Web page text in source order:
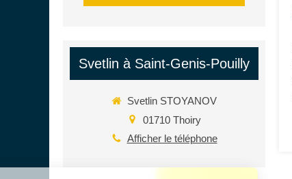
Svetlin à Saint-Genis-Pouilly
Svetlin STOYANOV
01710 Thoiry
Afficher le téléphone